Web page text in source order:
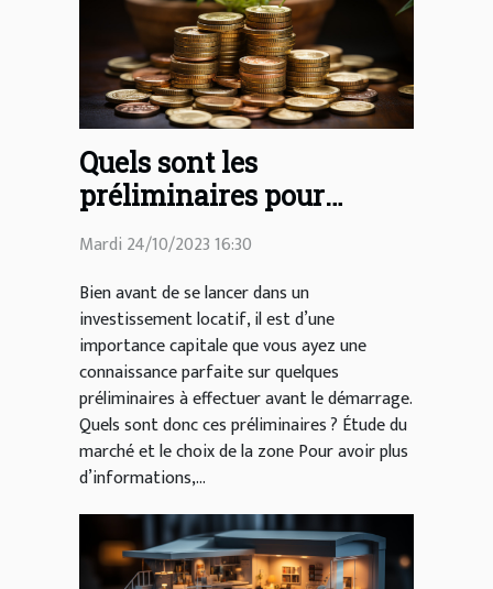
Quels sont les
préliminaires pour
réussir un
investissement locatif ?
Mardi 24/10/2023 16:30
Bien avant de se lancer dans un
investissement locatif, il est d’une
importance capitale que vous ayez une
connaissance parfaite sur quelques
préliminaires à effectuer avant le démarrage.
Quels sont donc ces préliminaires ? Étude du
marché et le choix de la zone Pour avoir plus
d’informations,...